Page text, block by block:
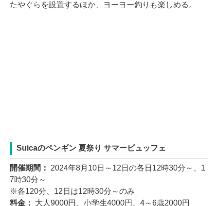
たやぐらを設置するほか、ヨーヨー釣りも楽しめる。
Suicaのペンギン 夏祭り サマービュッフェ
開催期間： 2024年8月10日～12日の各日12時30分～、1
7時30分～
※各120分、12日は12時30分～のみ
料金： 大人9000円、小学生4000円、4～6歳2000円